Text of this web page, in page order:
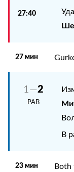
27:40
27 мин
1—2
РАВ
В
23 мин Both